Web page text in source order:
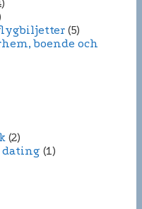
(5)
boende och
(2)
dating (1)